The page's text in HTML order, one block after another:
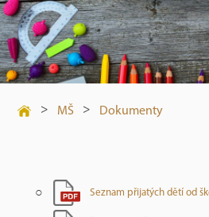
> MŠ > Dokumenty
Seznam přijatých dětí od